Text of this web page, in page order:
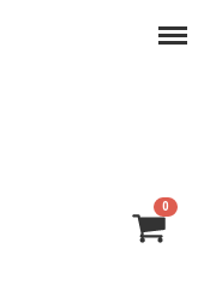
Menu
0